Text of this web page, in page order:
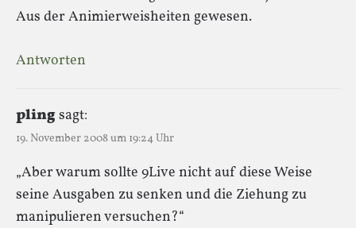
Aus der Animierweisheiten gewesen.
Antworten
plingsagt:
19. November 2008 um 19:24 Uhr
„Aber warum sollte 9Live nicht auf diese Weise
seine Ausgaben zu senken und die Ziehung zu
manipulieren versuchen?“